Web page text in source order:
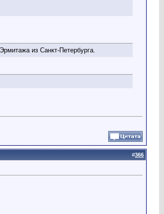
из Санкт-Петербурга.
#366